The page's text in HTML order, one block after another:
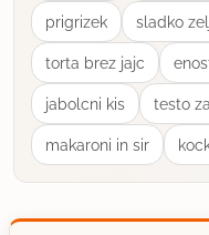
prigrizek sladko
torta brez jajc
jabolcni kis testo
makaroni in sir